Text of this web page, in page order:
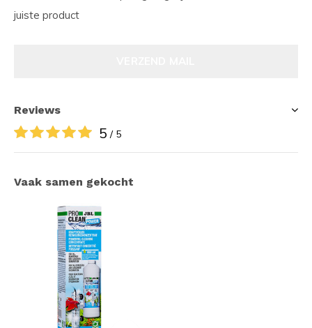
juiste product
Reviews
5 / 5
Vaak samen gekocht